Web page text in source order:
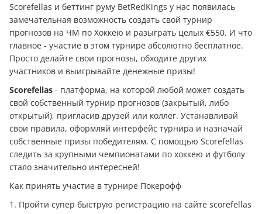
Scorefellas и беттинг руму BetRedKings у нас появилась
замечательная возможность создать свой турнир
прогнозов на ЧМ по Хоккею и разыграть целых €550. И что
главное - участие в этом турнире абсолютно бесплатное.
Просто делайте свои прогнозы, обходите других
участников и выигрывайте денежные призы!
Scorefellas - платформа, на которой любой может создать
свой собственный турнир прогнозов (закрытый, либо
открытый), пригласив друзей или коллег. Устанавливай
свои правила, оформляй интерфейс турнира и назначай
собственные призы победителям. С помощью Scorefellas
следить за крупными чемпионатами по хоккею и футболу
стало значительно интересней!
Как принять участие в турнире Покерофф
1. Пройти супер быструю регистрацию на сайте scorefellas